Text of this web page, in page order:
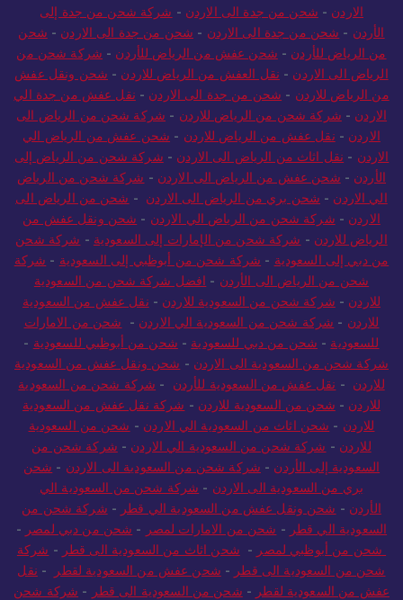
الاردن - شحن من جدة الى الاردن - شركة شحن من جدة إلى
الأردن - شحن من جدة الى الاردن - شحن من جدة الى الاردن - شحن
من الرياض للأردن - شحن عفش من الرياض للأردن - شركة شحن من
الرياض الى الاردن - نقل العفش من الرياض للاردن - شحن ونقل عفش
من الرياض للاردن - شحن من جدة الى الاردن - نقل عفش من جدة الي
الاردن - شركة شحن من الرياض للاردن - شركة شحن من الرياض الى
الاردن - نقل عفش من الرياض للاردن - شحن عفش من الرياض الي
الاردن - نقل اثاث من الرياض الى الاردن - شركة شحن من الرياض إلى
الأردن - شحن عفش من الرياض الى الاردن - شركة شحن من الرياض
الي الاردن - شحن بري من الرياض الى الاردن - شحن من الرياض الى
الاردن - شركة شحن من الرياض الي الاردن - شحن ونقل عفش من
الرياض للاردن - شركة شحن من الإمارات إلى السعودية - شركة شحن
من دبي إلى السعودية - شركة شحن من أبوظبي إلى السعودية - شركة
شحن من الرياض الى الأردن - افضل شركة شحن من السعودية
للاردن - شركة شحن من السعودية للاردن - نقل عفش من السعودية
للاردن - شركة شحن من السعودية الي الاردن - شحن من الامارات
للسعودية - شحن من دبي للسعودية - شحن من أبوظبي للسعودية -
شركة شحن من السعودية الى الاردن - شحن ونقل عفش من السعودية
للاردن - نقل عفش من السعودية للأردن - شركة شحن من السعودية
للاردن - شحن من السعودية للاردن - شركة نقل عفش من السعودية
للاردن - شحن اثاث من السعودية الي الاردن - شحن من السعودية
للاردن - شركة شحن من السعودية الي الاردن - شركة شحن من
السعودية إلى الأردن - شركة شحن من السعودية الى الاردن - شحن
بري من السعودية الى الاردن - شركة شحن من السعودية الي
الأردن - شحن ونقل عفش من السعودية الي قطر - شركة شحن من
السعودية الي قطر - شحن من الامارات لمصر - شحن من دبي لمصر -
شحن من أبوظبي لمصر - شحن اثاث من السعودية الى قطر - شركة
شحن من السعودية الى قطر - شحن عفش من السعودية لقطر - نقل
عفش من السعودية لقطر - شحن من السعودية الى قطر - شركة شحن